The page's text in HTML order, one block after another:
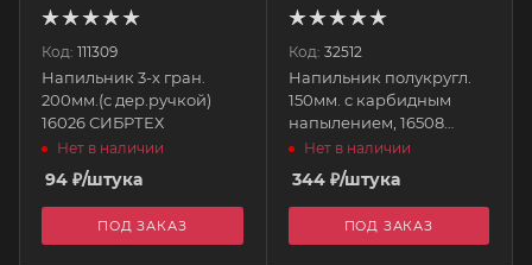
Код: 111309
Напильник 3-х гран.
200мм.(с дер.ручкой)
16026 СИБРТЕХ
Нет в наличии
94 ₽/штука
ПОД ЗАКАЗ
Код: 32512
Напильник полукругл.
150мм. с карбидным
напылением, 16508
MATRIX
Нет в наличии
344₽/штука
ПОД ЗАКАЗ